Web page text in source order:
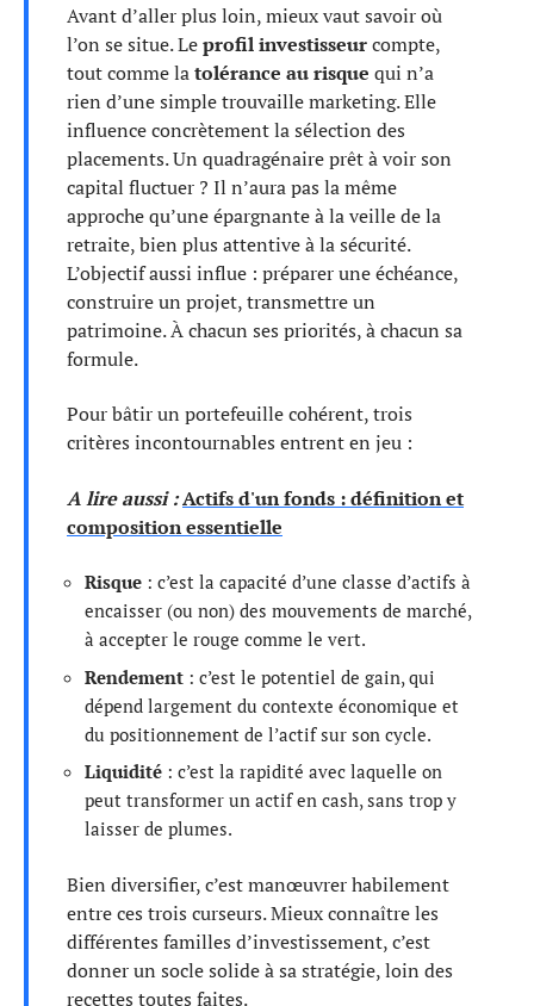
Avant d’aller plus loin, mieux vaut savoir où
l’on se situe. Leprofil investisseurcompte,
tout comme latolérance au risque qui n’a
rien d’une simple trouvaille marketing. Elle
influence concrètement la sélection des
placements. Un quadragénaire prêt à voir son
capital fluctuer ? Il n’aura pas la même
approche qu’une épargnante à la veille de la
retraite, bien plus attentive à la sécurité.
L’objectif aussi influe : préparer une échéance,
construire un projet, transmettre un
patrimoine. À chacun ses priorités, à chacun sa
formule.
Pour bâtir un portefeuille cohérent, trois
critères incontournables entrent en jeu :
A lire aussi :Actifs d'un fonds : définition et
composition essentielle
Risque : c’est la capacité d’une classe d’actifs à
encaisser (ou non) des mouvements de marché,
à accepter le rouge comme le vert.
Rendement : c’est le potentiel de gain, qui
dépend largement du contexte économique et
du positionnement de l’actif sur son cycle.
Liquidité : c’est la rapidité avec laquelle on
peut transformer un actif en cash, sans trop y
laisser de plumes.
Bien diversifier, c’est manœuvrer habilement
entre ces trois curseurs. Mieux connaître les
différentes familles d’investissement, c’est
donner un socle solide à sa stratégie, loin des
recettes toutes faites.